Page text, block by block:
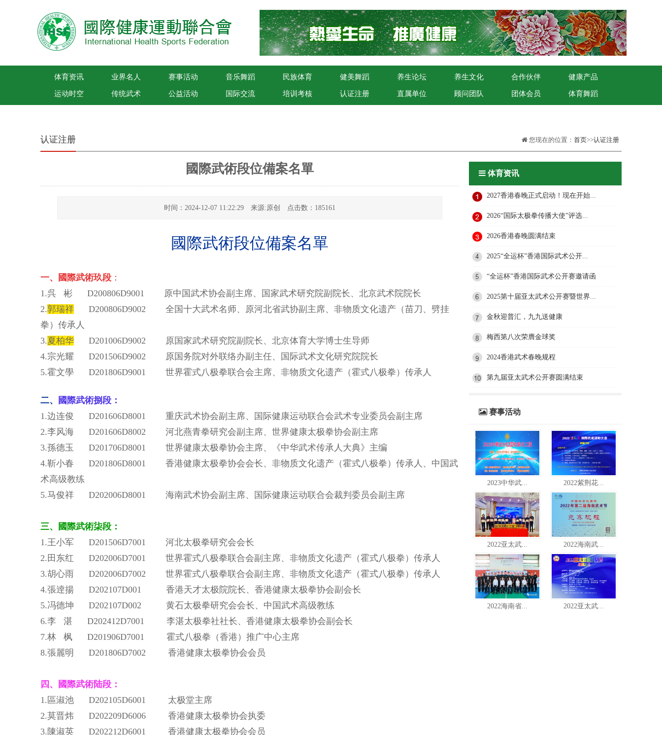
体育资讯 业界名人 赛事活动 音乐舞蹈 民族体育 健美舞蹈 养生论坛 养生文化 合作伙伴 健康产品
运动时空 传统武术 公益活动 国际交流 培训考核 认证注册 直属单位 顾问团队 团体会员 体育舞蹈
认证注册 您现在的位置： 首页>>认证注册
國際武術段位備案名單
时间：2024-12-07 11:22:29 来源:原创 点击数：185161
國際武術段位備案名單
一、國際武術玖段 ：
1.呉 彬 D200806D9001 原中国武术协会副主席、国家武术研究院副院长、北京武术院院长
2.郭瑞祥 D200806D9002 全国十大武术名师、原河北省武协副主席、非物质文化遗产（苗刀、劈挂
拳）传承人
3.夏柏华 D201006D9002 原国家武术研究院副院长、北京体育大学博士生导师
4.宗光耀 D201506D9002 原国务院对外联络办副主任、国际武术文化研究院院长
5.霍文學 D201806D9001 世界霍式八极拳联合会主席、非物质文化遗产 （霍式八极拳） 传承人
二、 國際武術捌段：
1.边连俊 D201606D8001 重庆武术协会副主席、国际健康运动联合会武术专业委员会副主席
2.李风海 D201606D8002 河北燕青拳研究会副主席、世界健康太极拳协会副主席
3.孫德玉 D201706D8001 世界健康太极拳协会主席、《中华武术传承人大典》主编
4.靳小春 D201806D8001 香港健康太极拳协会会长、非物质文化遗产（霍式八极拳）传承人、中国武
术高级教练
5.马俊祥 D202006D8001 海南武术协会副主席、国际健康运动联合会裁判委员会副主席
三、 國際武術柒段 ：
1.王小军 D201506D7001 河北太极拳研究会会长
2.田东红 D202006D7001 世界霍式八极拳联合会副主席、非物质文化遗产（霍式八极拳）传承人
3.胡心雨 D202006D7002 世界霍式八极拳联合会副主席、非物质文化遗产（霍式八极拳）传承人
4.張逹揚 D202107D001 香港天才太极院院长、香港健康太极拳协会副会长
5.冯德坤 D202107D002 黄石太极拳研究会会长、中国武术高级教练
6.李 湛 D202412D7001 李湛太极拳社社长、香港健康太极拳协会副会长
7.林 枫 D201906D7001 霍式八极拳（香港）推广中心主席
8.張麗明 D201806D7002 香港健康太极拳协会会员
四、 國際武術陆段 ：
1.區淑池 D202105D6001 太极堂主席
2.莫晋炜 D202209D6006 香港健康太极拳协会执委
3.陳淑英 D202212D6001 香港健康太极拳协会会员
体育资讯
2027香港春晚正式启动！现在开始...
2026“国际太极拳传播大使”评选...
2026香港春晚圆满结束
2025“全运杯”香港国际武术公开...
“全运杯”香港国际武术公开赛邀请函
2025第十届亚太武术公开赛暨世界...
金秋迎普汇，九九送健康
梅西第八次荣膺金球奖
2024香港武术春晚规程
第九届亚太武术公开赛圆满结束
赛事活动
2023中华武... 2022紫荆花...
2022亚太武... 2022海南武...
2022海南省... 2022亚太武...